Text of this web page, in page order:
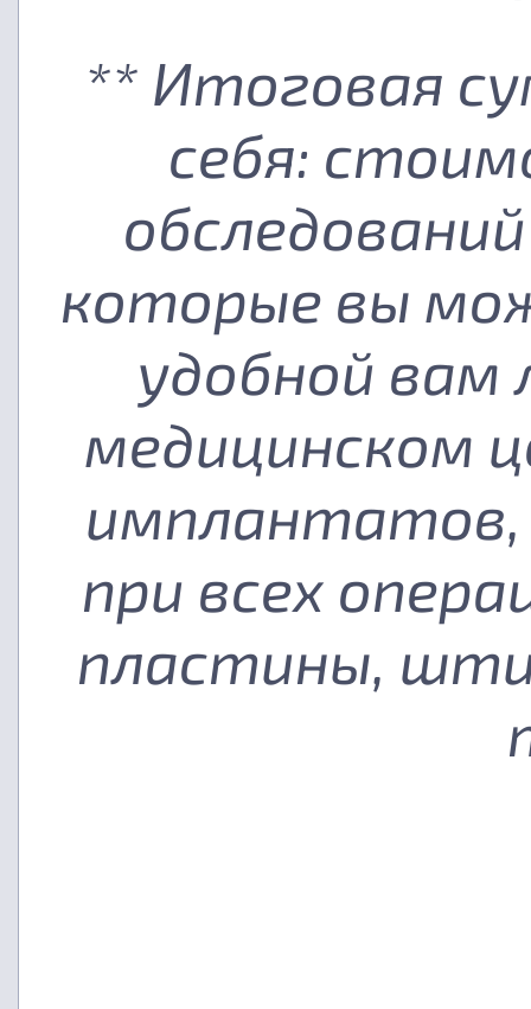
** Итоговая
себя:
которые вы
удобной вам
медицинском
при всех
пластины,